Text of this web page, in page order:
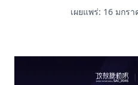
เผยแพร่: 16 มกร